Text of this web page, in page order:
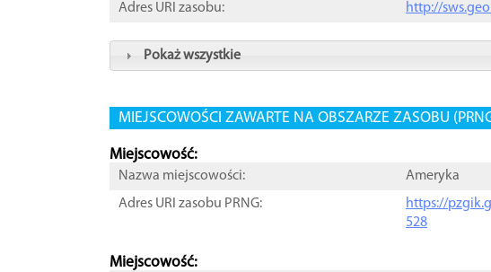
Adres URI zasobu:
http://
Pokaż wszystkie
MIEJSCOWOŚCI ZAWARTE NA OBSZARZE ZASOBU
Miejscowość:
Nazwa miejscowości:
Ameryka
Adres URI zasobu PRNG:
https://
528
Miejscowość: